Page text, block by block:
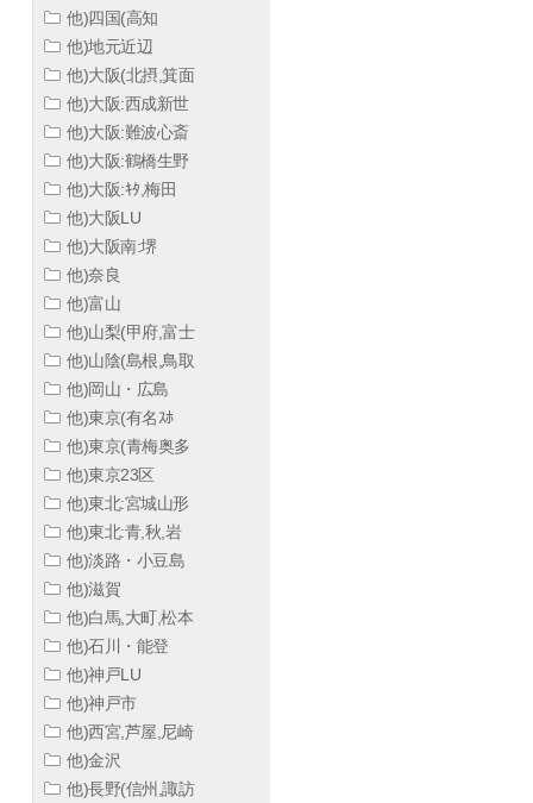
他)四国(高知
他)地元近辺
他)大阪(北摂,箕面
他)大阪:西成新世
他)大阪:難波心斎
他)大阪:鶴橋生野
他)大阪:ｷﾀ,梅田
他)大阪LU
他)大阪南:堺
他)奈良
他)富山
他)山梨(甲府,富士
他)山陰(島根,鳥取
他)岡山・広島
他)東京(有名ｽﾎ
他)東京(青梅奥多
他)東京23区
他)東北:宮城山形
他)東北:青,秋,岩
他)淡路・小豆島
他)滋賀
他)白馬,大町,松本
他)石川・能登
他)神戸LU
他)神戸市
他)西宮,芦屋,尼崎
他)金沢
他)長野(信州,諏訪